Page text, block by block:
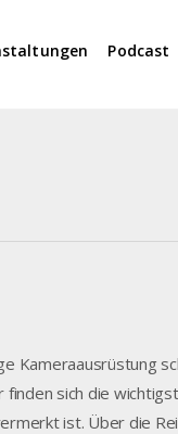
Podcast
Kameraausrüstung
sich die
ist. Über die